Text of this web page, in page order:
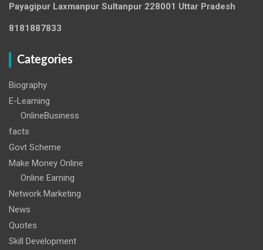
Payagipur Laxmanpur Sultanpur 228001 Uttar Pradesh
8181887833
Categories
Biography
E-Learning
OnlineBusiness
facts
Govt Scheme
Make Money Online
Online Earning
Network Marketing
News
Quotes
Skill Development